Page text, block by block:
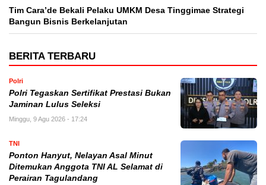
Tim Cara’de Bekali Pelaku UMKM Desa Tinggimae Strategi
Bangun Bisnis Berkelanjutan
BERITA TERBARU
Polri
Polri Tegaskan Sertifikat Prestasi Bukan
Jaminan Lulus Seleksi
Minggu, 9 Agu 2026 - 17:24
TNI
Ponton Hanyut, Nelayan Asal Minut
Ditemukan Anggota TNI AL Selamat di
Perairan Tagulandang